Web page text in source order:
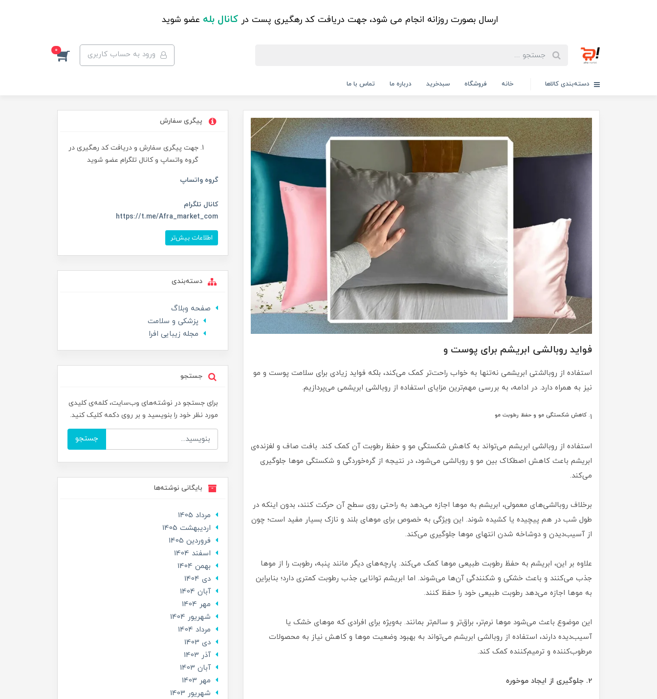
ارسال بصورت روزانه انجام می شود، جهت دریافت کد رهگیری پست در کانال بله عضو شوید
ورود به حساب کاربری 0
دسته‌بندی کالاها خانه فروشگاه سبدخرید درباره ما تماس با ما
فواید روبالشی ابریشم برای پوست و
استفاده از روبالشتی ابریشمی نه‌تنها به خواب راحت‌تر کمک می‌کند، بلکه فواید زیادی برای سلامت پوست و مو
نیز به همراه دارد. در ادامه، به بررسی مهم‌ترین مزایای استفاده از روبالشی ابریشمی می‌پردازیم.
۱. کاهش شکستگی مو و حفظ رطوبت مو
استفاده از روبالشی ابریشم می‌تواند به کاهش شکستگی مو و حفظ رطوبت آن کمک کند. بافت صاف و لغزنده‌ی
ابریشم باعث کاهش اصطکاک بین مو و روبالشی می‌شود، در نتیجه از گره‌خوردگی و شکستگی موها جلوگیری
می‌کند.
برخلاف روبالشی‌های معمولی، ابریشم به موها اجازه می‌دهد به راحتی روی سطح آن حرکت کنند، بدون اینکه در
طول شب در هم پیچیده یا کشیده شوند. این ویژگی به خصوص برای موهای بلند و نازک بسیار مفید است؛ چون
از آسیب‌دیدن و دوشاخه شدن انتهای موها جلوگیری می‌کند.
علاوه بر این، ابریشم به حفظ رطوبت طبیعی موها کمک می‌کند. پارچه‌های دیگر مانند پنبه، رطوبت را از موها
جذب می‌کنند و باعث خشکی و شکنندگی آن‌ها می‌شوند. اما ابریشم توانایی جذب رطوبت کمتری دارد؛ بنابراین
به موها اجازه می‌دهد رطوبت طبیعی خود را حفظ کنند.
این موضوع باعث می‌شود موها نرم‌تر، براق‌تر و سالم‌تر بمانند. به‌ویژه برای افرادی که موهای خشک یا
آسیب‌دیده دارند، استفاده از روبالشی ابریشم می‌تواند به بهبود وضعیت موها و کاهش نیاز به محصولات
مرطوب‌کننده و ترمیم‌کننده کمک کند.
2. جلوگیری از ایجاد موخوره
پیگری سفارش
جهت پیگری سفارش و دریافت کد رهگیری در
گروه واتساپ و کانال تلگرام عضو شوید
گروه واتساپ
کانال تلگرام
https://t.me/Afra_market_com
اطلاعات بیش‌تر
دسته‌بندی
صفحه وبلاگ
پزشکی و سلامت
مجله زیبایی افرا
جستجو
برای جستجو در نوشته‌های وب‌سایت، کلمه‌ی کلیدی
مورد نظر خود را بنویسید و بر روی دکمه کلیک کنید.
جستجو
بایگانی نوشته‌ها
مرداد 1405
ارديبهشت 1405
فروردین 1405
اسفند 1404
بهمن 1404
دی 1404
آبان 1404
مهر 1404
شهریور 1404
مرداد 1404
دی 1403
آذر 1403
آبان 1403
مهر 1403
شهریور 1403